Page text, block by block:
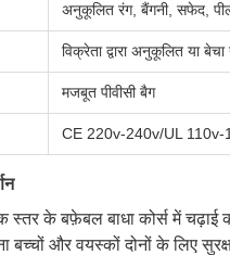
अनुकूलित रंग, बैंगनी, सफेद,
विक्रेता द्वारा अनुकूलित या
मजबूत पीवीसी बैग
CE 220v-240v/UL 110v-
स्तर के बफ़ेबल बाधा कोर्स में चढ़ाई
बच्चों और वयस्कों दोनों के लिए